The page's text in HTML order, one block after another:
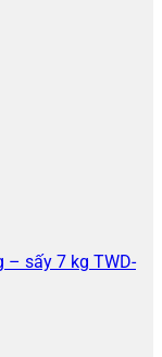
– sấy 7 kg TWD-